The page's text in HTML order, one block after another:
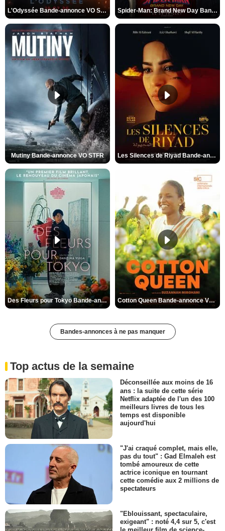
L'Odyssée Bande-annonce VO STFR Spider-Man: Brand New Day Bande-annonce VO STFR
Mutiny Bande-annonce VO STFR Les Silences de Riyad Bande-annonce VO STFR
Des Fleurs pour Tokyo Bande-annonce VO STFR Cotton Queen Bande-annonce VO STFR
Bandes-annonces à ne pas manquer
Top actus de la semaine
Déconseillée aux moins de 16
ans : la suite de cette série
Netflix adaptée de l'un des 100
meilleurs livres de tous les
temps est disponible
aujourd'hui
"J'ai craqué complet, mais elle,
pas du tout" : Gad Elmaleh est
tombé amoureux de cette
actrice iconique en tournant
cette comédie aux 2 millions de
spectateurs
"Eblouissant, spectaculaire,
exigeant" : noté 4,4 sur 5, c'est